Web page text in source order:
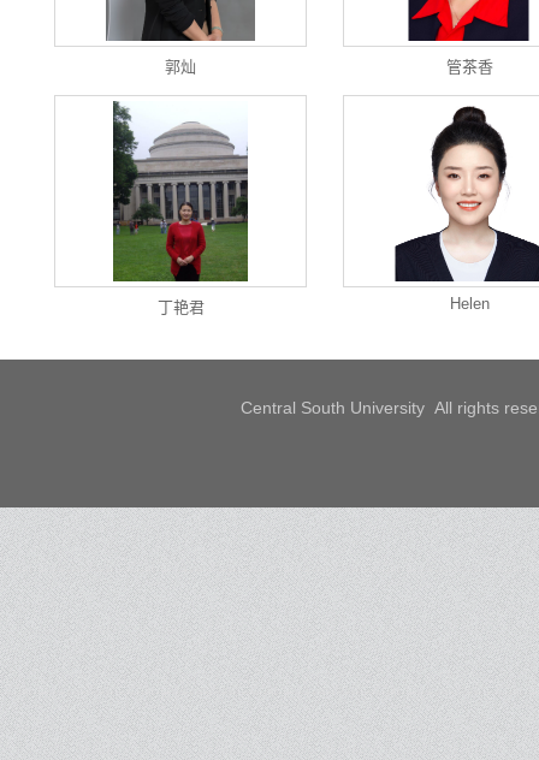
郭灿 管茶香
丁艳君 Helen
Central South University All rights